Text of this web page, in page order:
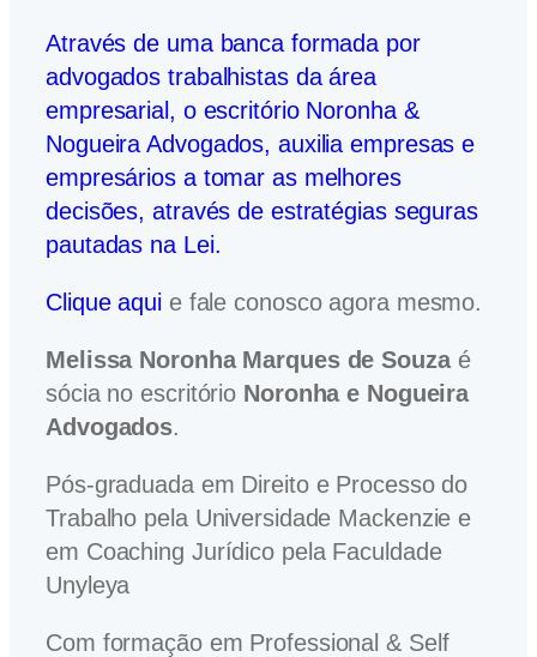
Através de uma banca formada por
advogados trabalhistas da área
empresarial, o escritório Noronha &
Nogueira Advogados, auxilia empresas e
empresários a tomar as melhores
decisões, através de estratégias seguras
pautadas na Lei.
Clique aquie fale conosco agora mesmo.
Melissa Noronha Marques de Souza é
sócia no escritório Noronha e Nogueira
Advogados.
Pós-graduada em Direito e Processo do
Trabalho pela Universidade Mackenzie e
em Coaching Jurídico pela Faculdade
Unyleya
Com formação em Professional & Self